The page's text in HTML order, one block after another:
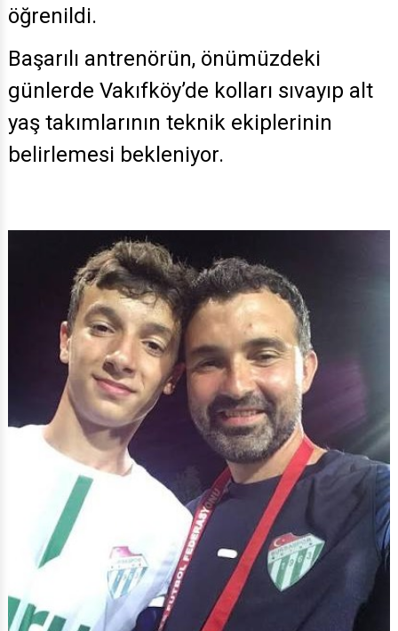
öğrenildi.
Başarılı antrenörün, önümüzdeki
günlerde Vakıfköy’de kolları sıvayıp alt
yaş takımlarının teknik ekiplerinin
belirlemesi bekleniyor.